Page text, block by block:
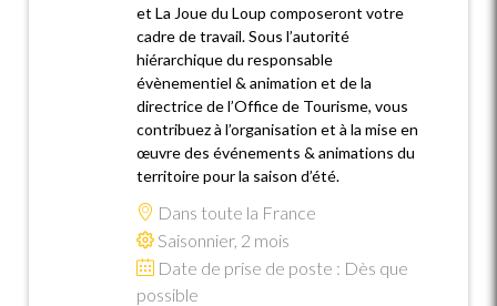
et La Joue du Loup composeront votre
cadre de travail. Sous l’autorité
hiérarchique du responsable
évènementiel & animation et de la
directrice de l’Office de Tourisme, vous
contribuez à l’organisation et à la mise en
œuvre des événements & animations du
territoire pour la saison d’été.
Dans toute la France
Saisonnier, 2 mois
Date de prise de poste : Dès que
possible